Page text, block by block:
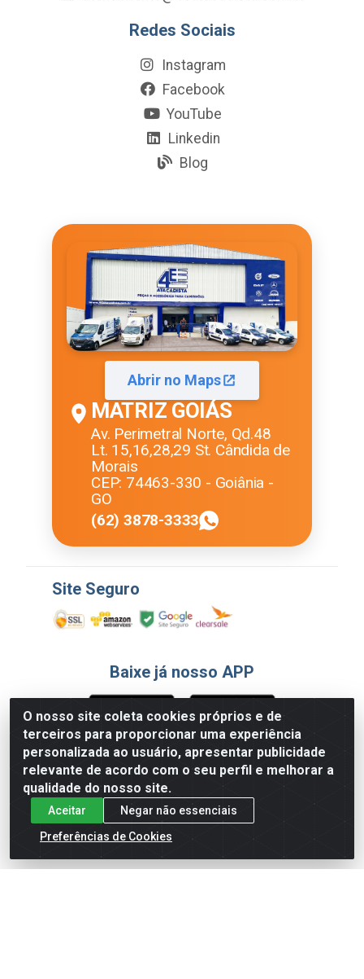
O nosso site coleta cookies próprios e de
terceiros para proporcionar uma experiência
personalizada ao usuário, apresentar publicidade
relevante de acordo com o seu perfil e melhorar a
qualidade do nosso site.
Aceitar
Negar não essenciais
Preferências de Cookies
Redes Sociais
Instagram
Facebook
YouTube
Linkedin
Blog
Abrir no Maps
MATRIZ GOIÁS
Av. Perimetral Norte, Qd.48
Lt. 15,16,28,29 St. Cândida de
Morais
CEP: 74463-330 - Goiânia -
GO
(62) 3878-3333
Site Seguro
Baixe já nosso APP
Formas de Pagamento